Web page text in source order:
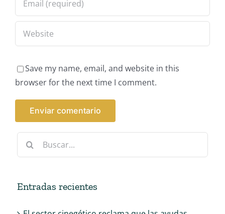
Save my name, email, and website in this
browser for the next time I comment.
Buscar:
Entradas recientes